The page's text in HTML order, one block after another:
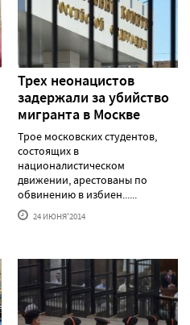
Трех неонацистов
задержали за убийство
мигранта в Москве
Трое московских студентов,
состоящих в
националистическом
движении, арестованы по
обвинению в избиен......
24 ИЮНЯ'2014